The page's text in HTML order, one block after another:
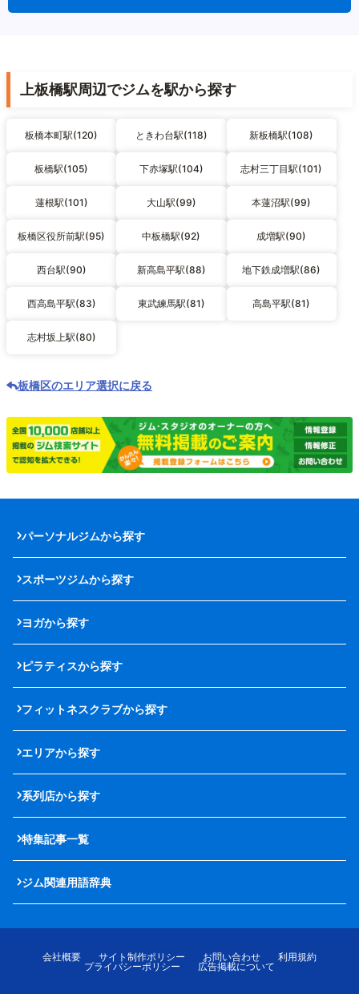
上板橋駅周辺でジムを駅から探す
板橋本町駅(120) ときわ台駅(118) 新板橋駅(108)
板橋駅(105) 下赤塚駅(104) 志村三丁目駅(101)
蓮根駅(101) 大山駅(99) 本蓮沼駅(99)
板橋区役所前駅(95) 中板橋駅(92) 成増駅(90)
西台駅(90) 新高島平駅(88) 地下鉄成増駅(86)
西高島平駅(83) 東武練馬駅(81) 高島平駅(81)
志村坂上駅(80)
板橋区のエリア選択に戻る
パーソナルジムから探す
スポーツジムから探す
ヨガから探す
ピラティスから探す
フィットネスクラブから探す
エリアから探す
系列店から探す
特集記事一覧
ジム関連用語辞典
会社概要 サイト制作ポリシー お問い合わせ
利用規約
プライバシーポリシー
広告掲載について